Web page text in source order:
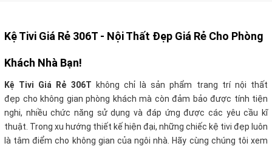
Kệ Tivi Giá Rẻ 306T - Nội Thất Đẹp Giá Rẻ Cho Phòng
Khách Nhà Bạn!
Kệ Tivi Giá Rẻ 306T không chỉ là sản phẩm trang trí nội thất
đẹp cho không gian phòng khách mà còn đảm bảo được tính tiện
nghi, nhiều chức năng sử dụng và đáp ứng được các yêu cầu kĩ
thuật. Trong xu hướng thiết kế hiện đại, những chiếc kệ tivi đẹp luôn
là tâm điểm cho không gian của ngôi nhà. Hãy cùng chúng tôi xem